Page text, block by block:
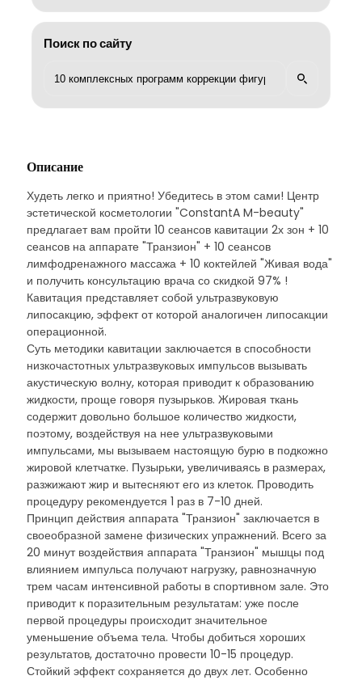
Поиск по сайту
Описание
Худеть легко и приятно! Убедитесь в этом сами! Центр
эстетической косметологии "ConstantA M-beauty"
предлагает вам пройти 10 сеансов кавитации 2х зон + 10
сеансов на аппарате "Транзион" + 10 сеансов
лимфодренажного массажа + 10 коктейлей "Живая вода"
и получить консультацию врача со скидкой 97% !
Кавитация представляет собой ультразвуковую
липосакцию, эффект от которой аналогичен липосакции
операционной.
Суть методики кавитации заключается в способности
низкочастотных ультразвуковых импульсов вызывать
акустическую волну, которая приводит к образованию
жидкости, проще говоря пузырьков. Жировая ткань
содержит довольно большое количество жидкости,
поэтому, воздействуя на нее ультразвуковыми
импульсами, мы вызываем настоящую бурю в подкожно
жировой клетчатке. Пузырьки, увеличиваясь в размерах,
разжижают жир и вытесняют его из клеток. Проводить
процедуру рекомендуется 1 раз в 7-10 дней.
Принцип действия аппарата "Транзион" заключается в
своеобразной замене физических упражнений. Всего за
20 минут воздействия аппарата "Транзион" мышцы под
влиянием импульса получают нагрузку, равнозначную
трем часам интенсивной работы в спортивном зале. Это
приводит к поразительным результатам: уже после
первой процедуры происходит значительное
уменьшение объема тела. Чтобы добиться хороших
результатов, достаточно провести 10-15 процедур.
Стойкий эффект сохраняется до двух лет. Особенно